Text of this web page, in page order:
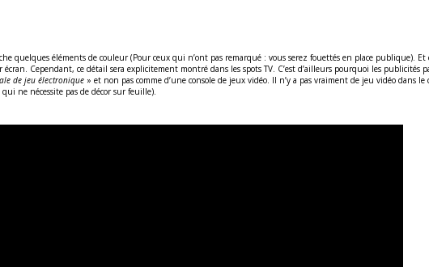
éléments de couleur (Pour ceux qui n’ont pas remarqué : vous serez fouettés en place publique). Et
Cependant, ce détail sera explicitement montré dans les spots TV. C’est d’ailleurs pourquoi les publicités
de jeu électronique » et non pas comme d’une console de jeux vidéo. Il n’y a pas vraiment de jeu vidéo dans
ne nécessite pas de décor sur feuille).